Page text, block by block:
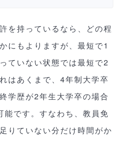
を持っているなら、どの程
にもよりますが、最短で1
ていない状態では最短で2
はあくまで、4年制大学卒
学歴が2年生大学卒の場合
能です。すなわち、教員免
りていない分だけ時間がか